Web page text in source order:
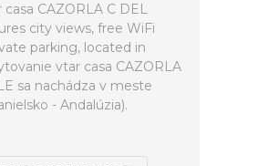
casa CAZORLA C DEL
city views, free WiFi
parking, located in
vtar casa CAZORLA
sa nachádza v meste
- Andalúzia).